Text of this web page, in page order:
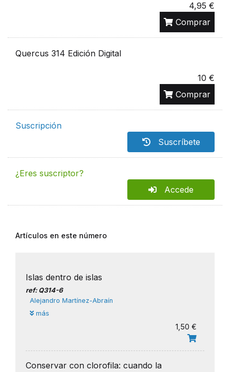
4,95 €
Comprar
Quercus 314 Edición Digital
10 €
Comprar
Suscripción
Suscríbete
¿Eres suscriptor?
Accede
Artículos en este número
Islas dentro de islas
ref: Q314-6
Alejandro Martínez-Abraín
más
1,50 €
Conservar con clorofila: cuando la